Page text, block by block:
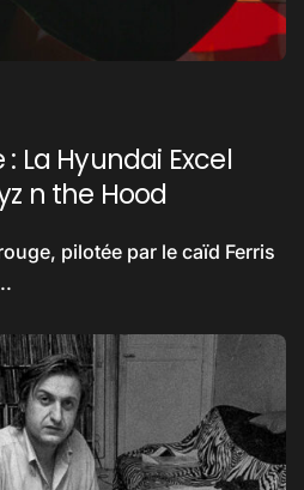
La Hyundai Excel
n the Hood